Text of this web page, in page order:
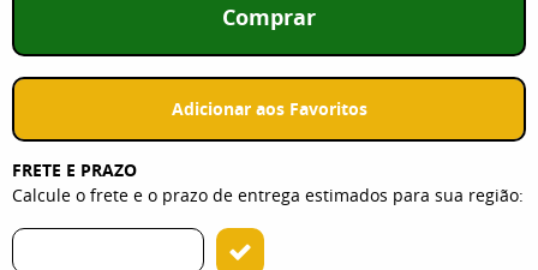
Comprar
Adicionar aos Favoritos
FRETE E PRAZO
Calcule o frete e o prazo de entrega estimados para sua região: